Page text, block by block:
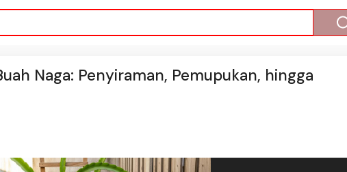
Naga: Penyiraman, Pemupukan, hingga